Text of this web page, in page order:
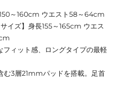
～160cm ウエスト58～64cm
イズ】身長155～165cm ウエス
ィット感、ロングタイプの最軽
む3層21mmパッドを搭載。足首